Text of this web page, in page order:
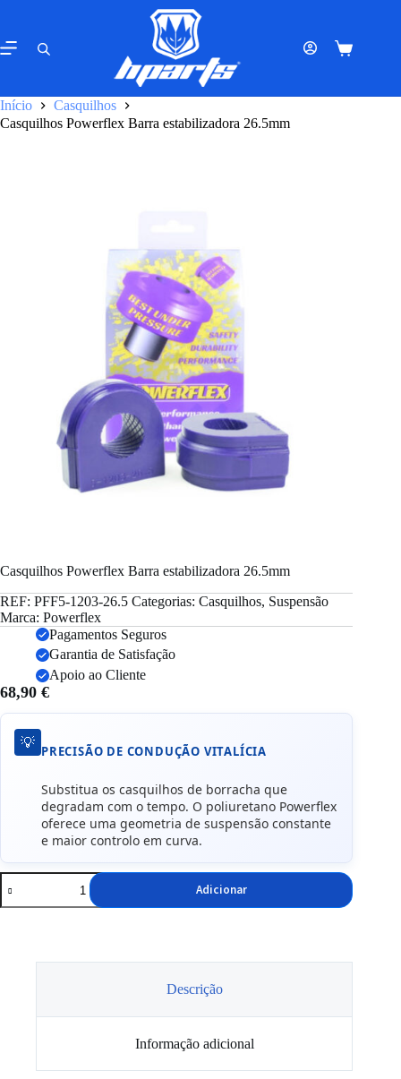
o
conteúdo
Carrinho
Início
Casquilhos
Casquilhos Powerflex Barra estabilizadora 26.5mm
Casquilhos Powerflex Barra estabilizadora 26.5mm
REF: PFF5-1203-26.5 Categorias: Casquilhos, Suspensão
Marca: Powerflex
Pagamentos Seguros
Garantia de Satisfação
Apoio ao Cliente
68,90 €
💡 PRECISÃO DE CONDUÇÃO VITALÍCIA
Substitua os casquilhos de borracha que
degradam com o tempo. O poliuretano Powerflex
oferece uma geometria de suspensão constante
e maior controlo em curva.
Quantidade
de
Casquilhos
Adicionar
Descrição
Informação adicional